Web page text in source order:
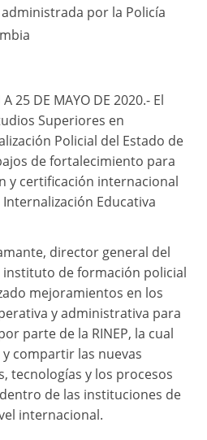
administrada por la Policía
25 DE MAYO DE 2020.- El
Superiores en
Policial del Estado de
de fortalecimiento para
y certificación internacional
Educativa
director general del
instituto de formación policial
mejoramientos en los
y administrativa para
parte de la RINEP, la cual
compartir las nuevas
tecnologías y los procesos
de las instituciones de
internacional.